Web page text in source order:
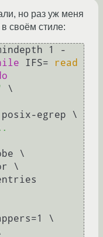
но раз уж меня
своём стиле:
1 -
IFS=
read
\
\
\